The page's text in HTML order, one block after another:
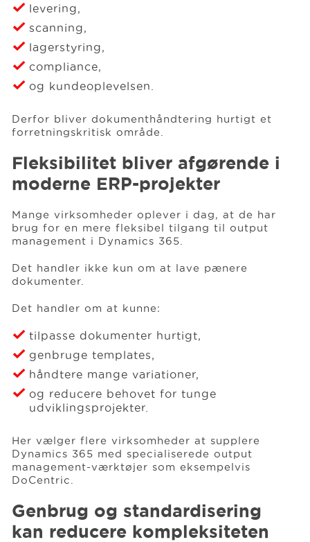
levering,
scanning,
lagerstyring,
compliance,
og kundeoplevelsen.
Derfor bliver dokumenthåndtering hurtigt et
forretningskritisk område.
Fleksibilitet bliver afgørende i
moderne ERP-projekter
Mange virksomheder oplever i dag, at de har
brug for en mere fleksibel tilgang til output
management i Dynamics 365.
Det handler ikke kun om at lave pænere
dokumenter.
Det handler om at kunne:
tilpasse dokumenter hurtigt,
genbruge templates,
håndtere mange variationer,
og reducere behovet for tunge
udviklingsprojekter.
Her vælger flere virksomheder at supplere
Dynamics 365 med specialiserede output
management-værktøjer som eksempelvis
DoCentric.
Genbrug og standardisering
kan reducere kompleksiteten